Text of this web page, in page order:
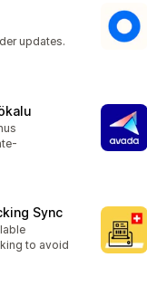
updates.
Sync
to avoid